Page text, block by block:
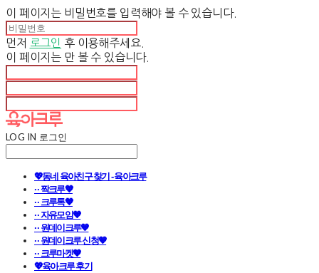
이 페이지는 비밀번호를 입력해야 볼 수 있습니다.
먼저 로그인 후 이용해주세요.
이 페이지는 만 볼 수 있습니다.
LOG IN 로그인
💖동네 육아친구 찾기 - 육아크루
· · 짝크루🧡
· · 크루톡🧡
· · 자유모임🧡
· · 원데이크루🧡
· · 원데이크루 신청🧡
· · 크루마켓🧡
💖육아크루 후기